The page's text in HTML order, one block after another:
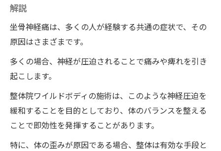
整体院ワイルドボディが提供する痛み緩和
の新手法
坐骨神経痛改善における整体の未来
解説
坐骨神経痛は、多くの人が経験する共通の症状で、その
原因はさまざまです。
多くの場合、神経が圧迫されることで痛みや痺れを引き
起こします。
整体院ワイルドボディの施術は、このような神経圧迫を
緩和することを目的としており、体のバランスを整える
ことで即効性を発揮することがあります。
特に、体の歪みが原因である場合、整体は有効な手段と